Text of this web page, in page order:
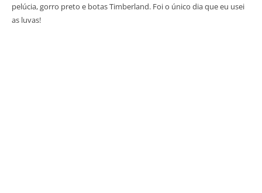
pelúcia, gorro preto e botas Timberland. Foi o único dia que eu usei
as luvas!